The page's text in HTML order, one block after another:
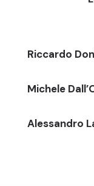
Riccardo
Michele
Alessandro